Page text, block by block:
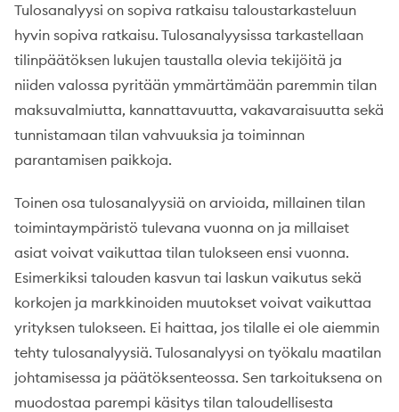
Tulosanalyysi on sopiva ratkaisu taloustarkasteluun
hyvin sopiva ratkaisu. Tulosanalyysissa tarkastellaan
tilinpäätöksen lukujen taustalla olevia tekijöitä ja
niiden valossa pyritään ymmärtämään paremmin tilan
maksuvalmiutta, kannattavuutta, vakavaraisuutta sekä
tunnistamaan tilan vahvuuksia ja toiminnan
parantamisen paikkoja.
Toinen osa tulosanalyysiä on arvioida, millainen tilan
toimintaympäristö tulevana vuonna on ja millaiset
asiat voivat vaikuttaa tilan tulokseen ensi vuonna.
Esimerkiksi talouden kasvun tai laskun vaikutus sekä
korkojen ja markkinoiden muutokset voivat vaikuttaa
yrityksen tulokseen. Ei haittaa, jos tilalle ei ole aiemmin
tehty tulosanalyysiä. Tulosanalyysi on työkalu maatilan
johtamisessa ja päätöksenteossa. Sen tarkoituksena on
muodostaa parempi käsitys tilan taloudellisesta